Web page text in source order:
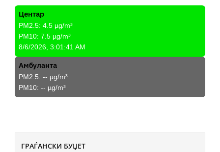
ГРАЃАНСКИ БУЏЕТ
Центар
PM2.5: 4.5 µg/m³
PM10: 7.5 µg/m³
8/6/2026, 3:01:41 AM
Амбуланта
PM2.5: -- µg/m³
PM10: -- µg/m³